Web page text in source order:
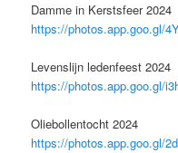
Damme in Kerstsfeer 2024
https://photos.app.goo.gl/
Levenslijn ledenfeest 2024
https://photos.app.goo.gl/
Oliebollentocht 2024
https://photos.app.goo.gl/